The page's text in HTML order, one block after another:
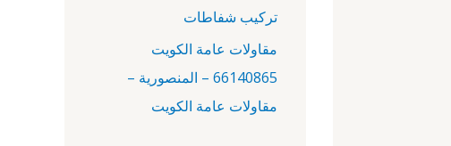
تركيب شفاطات
مقاولات عامة الكويت
66140865 – المنصورية –
مقاولات عامة الكويت